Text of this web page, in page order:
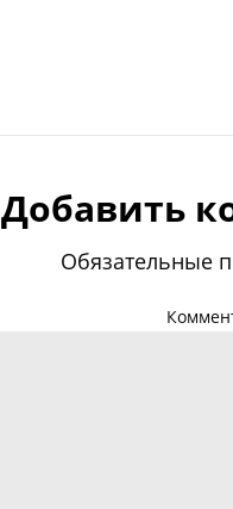
Добавить
Обязательные